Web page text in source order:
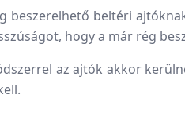
beszerelhető beltéri
hogy a már rég
az ajtók akkor